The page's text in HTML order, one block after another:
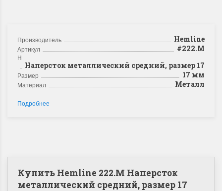
Производитель Hemline
Артикул #222.M
Название
Наперсток металлический средний, размер 17
Размер 17 мм
Материал Металл
Подробнее
Купить Hemline 222.M Наперсток
металлический средний, размер 17